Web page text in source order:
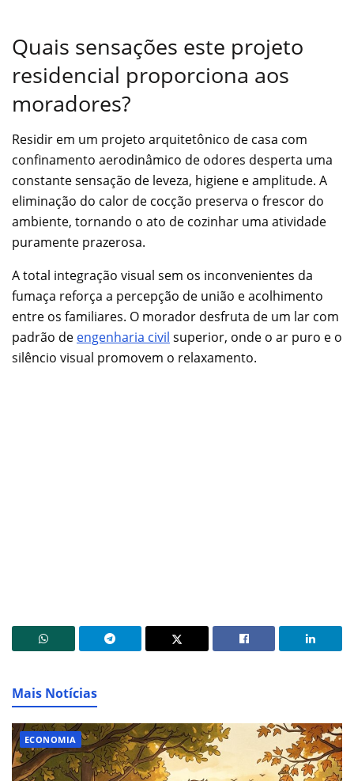
Quais sensações este projeto
residencial proporciona aos
moradores?
Residir em um projeto arquitetônico de casa com
confinamento aerodinâmico de odores desperta uma
constante sensação de leveza, higiene e amplitude. A
eliminação do calor de cocção preserva o frescor do
ambiente, tornando o ato de cozinhar uma atividade
puramente prazerosa.
A total integração visual sem os inconvenientes da
fumaça reforça a percepção de união e acolhimento
entre os familiares. O morador desfruta de um lar com
padrão de engenharia civil superior, onde o ar puro e o
silêncio visual promovem o relaxamento.
Mais Notícias
ECONOMIA